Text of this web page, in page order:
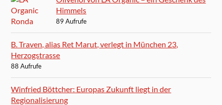
Himmels
89 Aufrufe
B. Traven, alias Ret Marut, verlegt in München 23,
Herzogstrasse
88 Aufrufe
Winfried Böttcher: Europas Zukunft liegt in der
Regionalisierung